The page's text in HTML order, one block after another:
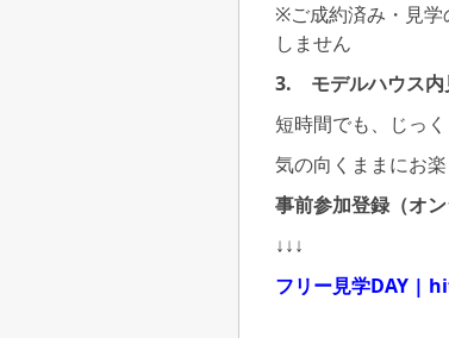
※ご成約済み・見学
しません
3. モデルハウス内
短時間でも、じっ
気の向くままにお
事前参加登録（オ
↓↓↓
フリー見学DAY |